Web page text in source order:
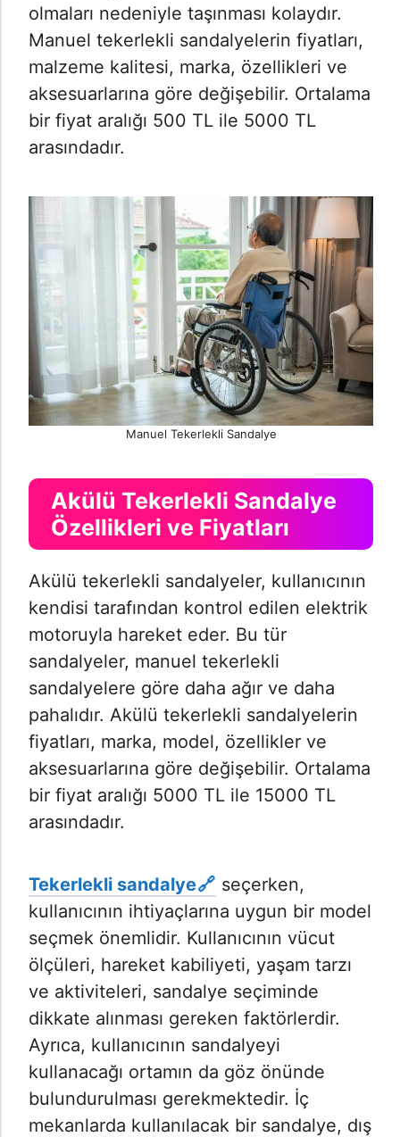
olmaları nedeniyle taşınması kolaydır.
Manuel tekerlekli sandalyelerin fiyatları,
malzeme kalitesi, marka, özellikleri ve
aksesuarlarına göre değişebilir. Ortalama
bir fiyat aralığı 500 TL ile 5000 TL
arasındadır.
Manuel Tekerlekli Sandalye
Akülü Tekerlekli Sandalye
Özellikleri ve Fiyatları
Akülü tekerlekli sandalyeler, kullanıcının
kendisi tarafından kontrol edilen elektrik
motoruyla hareket eder. Bu tür
sandalyeler, manuel tekerlekli
sandalyelere göre daha ağır ve daha
pahalıdır. Akülü tekerlekli sandalyelerin
fiyatları, marka, model, özellikler ve
aksesuarlarına göre değişebilir. Ortalama
bir fiyat aralığı 5000 TL ile 15000 TL
arasındadır.
Tekerlekli sandalye
seçerken,
kullanıcının ihtiyaçlarına uygun bir model
seçmek önemlidir. Kullanıcının vücut
ölçüleri, hareket kabiliyeti, yaşam tarzı
ve aktiviteleri, sandalye seçiminde
dikkate alınması gereken faktörlerdir.
Ayrıca, kullanıcının sandalyeyi
kullanacağı ortamın da göz önünde
bulundurulması gerekmektedir. İç
mekanlarda kullanılacak bir sandalye, dış